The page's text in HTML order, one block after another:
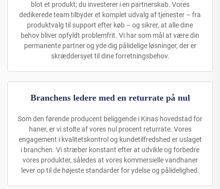
blot et produkt; du investerer i en partnerskab. Vores
dedikerede team tilbyder et komplet udvalg af tjenester – fra
produktvalg til support efter køb – og sikrer, at alle dine
behov bliver opfyldt problemfrit. Vi har som mål at være din
permanente partner og yde dig pålidelige løsninger, der er
skræddersyet til dine forretningsbehov.
Branchens ledere med en returrate på nul
Som den førende producent beliggende i Kinas hovedstad for
haner, er vi stolte af vores nul procent returrate. Vores
engagement i kvalitetskontrol og kundetilfredshed er uslaget
i branchen. Vi stræber konstant efter at udvikle og forbedre
vores produkter, således at vores kommersielle vandhaner
lever op til de højeste standarder for ydelse og pålidelighed.